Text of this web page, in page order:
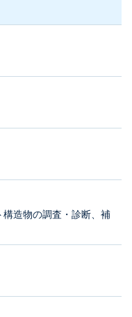
構造物の調査・診断、補